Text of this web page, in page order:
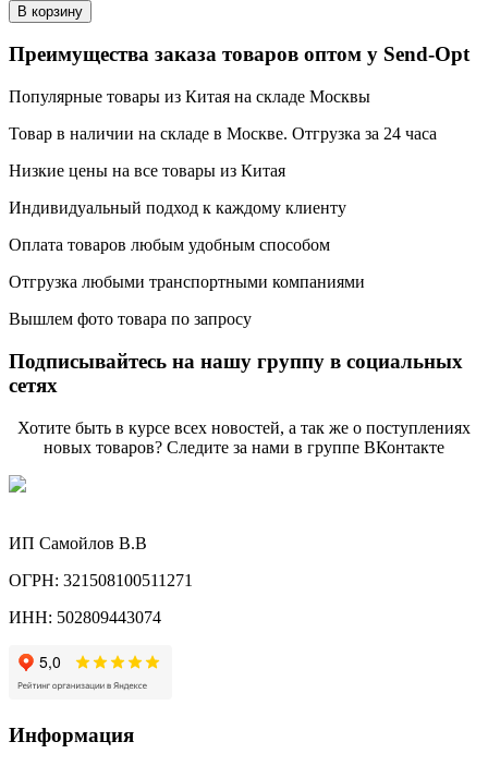
В корзину
Преимущества заказа товаров оптом у Send-Opt
Популярные товары из Китая на складе Москвы
Товар в наличии на складе в Москве. Отгрузка за 24 часа
Низкие цены на все товары из Китая
Индивидуальный подход к каждому клиенту
Оплата товаров любым удобным способом
Отгрузка любыми транспортными компаниями
Вышлем фото товара по запросу
Подписывайтесь на нашу группу в социальных
сетях
Хотите быть в курсе всех новостей, а так же о поступлениях
новых товаров? Следите за нами в группе ВКонтакте
ИП Самойлов В.В
ОГРН: 321508100511271
ИНН: 502809443074
Информация